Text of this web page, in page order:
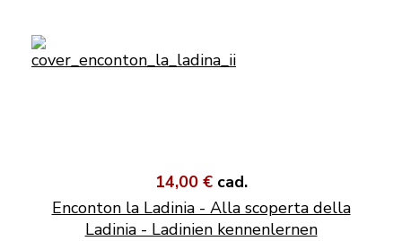
14,00 € cad.
Enconton la Ladinia - Alla scoperta della
Ladinia - Ladinien kennenlernen